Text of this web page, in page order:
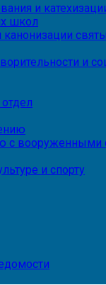
и
школ
и
вооруженными
и спорту